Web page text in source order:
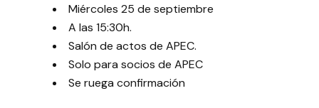
Miércoles 25 de septiembre
A las 15:30h.
Salón de actos de APEC.
Solo para socios de APEC
Se ruega confirmación